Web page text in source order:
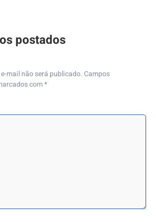
mail não será publicado. Campos
com*